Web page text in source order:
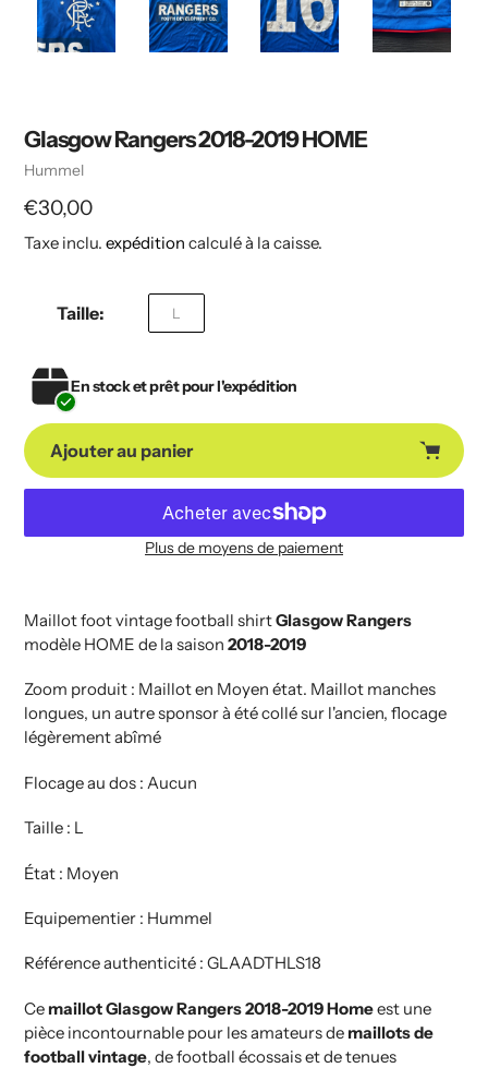
Glasgow Rangers 2018-2019 HOME
Vendeuse
Hummel
Prix
€30,00
Taxe inclu. expédition calculé à la caisse.
Taille: L
En stock et prêt pour l'expédition
Ajouter au panier
Plus de moyens de paiement
produit
à
panier
Maillot foot vintage football shirtGlasgow Rangers
modèle HOME de la saison 2018-2019
Zoom produit : Maillot en Moyen état. Maillot manches
longues, un autre sponsor à été collé sur l'ancien, flocage
légèrement abîmé
Flocage au dos : Aucun
Taille : L
État : Moyen
Equipementier : Hummel
Référence authenticité : GLAADTHLS18
Ce maillot Glasgow Rangers 2018-2019 Homeest une
pièce incontournable pour les amateurs de maillots de
football vintage, de football écossais et de tenues